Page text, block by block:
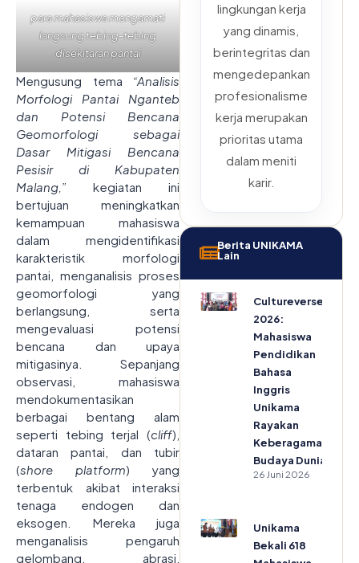
para mahasiswa mengamati
langsung tebing-tebing
disekitaran pantai
Mengusung tema “Analisis
Morfologi Pantai Nganteb
dan Potensi Bencana
Geomorfologi sebagai
Dasar Mitigasi Bencana
Pesisir di Kabupaten
Malang,” kegiatan ini
bertujuan meningkatkan
kemampuan mahasiswa
dalam mengidentifikasi
karakteristik morfologi
pantai, menganalisis proses
geomorfologi yang
berlangsung, serta
mengevaluasi potensi
bencana dan upaya
mitigasinya. Sepanjang
observasi, mahasiswa
mendokumentasikan
berbagai bentang alam
seperti tebing terjal (cliff),
dataran pantai, dan tubir
(shore platform) yang
terbentuk akibat interaksi
tenaga endogen dan
eksogen. Mereka juga
menganalisis pengaruh
gelombang, abrasi,
lingkungan kerja
yang dinamis,
berintegritas dan
mengedepankan
profesionalisme
kerja merupakan
prioritas utama
dalam meniti
karir.
Berita UNIKAMA
Lain
Cultureverse
2026:
Mahasiswa
Pendidikan
Bahasa
Inggris
Unikama
Rayakan
Keberagaman
Budaya Dunia
26 Juni 2026
Unikama
Bekali 618